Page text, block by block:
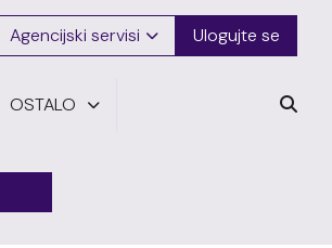
Agencijski servisi Ulogujte se
OSTALO